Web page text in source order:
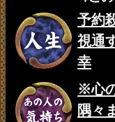
予約
視通
幸
※心
隅々